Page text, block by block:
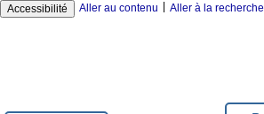
Accessibilité Aller au contenu Aller à la recherche